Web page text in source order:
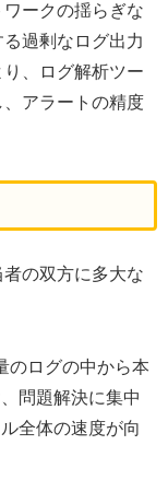
ークの揺らぎな
過剰なログ出力
、ログ解析ツー
アラートの精度
の双方に多大な
のログの中から本
問題解決に集中
全体の速度が向